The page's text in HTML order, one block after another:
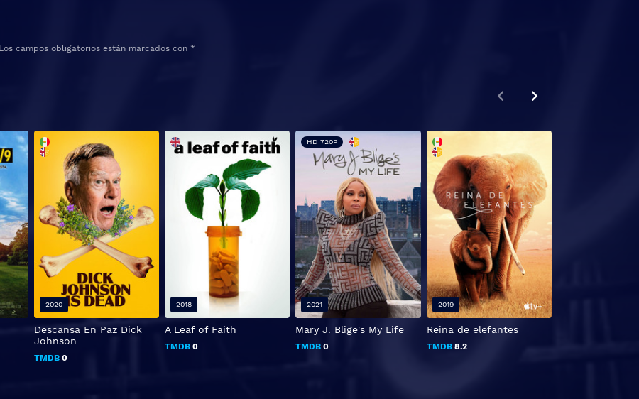
Los campos obligatorios están marcados con *
Descansa En Paz Dick
Johnson
TMDB0
2020
A Leaf of Faith
TMDB0
2018
Mary J. Blige's My Life
TMDB 0
HD 720P
2021
Reina de elefantes
TMDB8.2
2019